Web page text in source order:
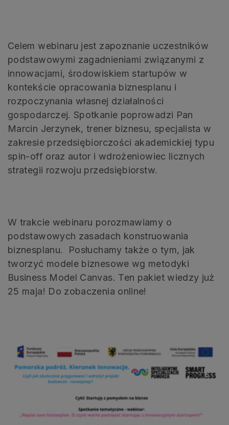
Celem webinaru jest zapoznanie uczestników
podstawowymi zagadnieniami związanymi z
innowacjami, środowiskiem startupów w
kontekście opracowania biznesplanu i
rozpoczynania własnej działalności
gospodarczej. Spotkanie poprowadzi Pan
Marcin Jerzynek, trener biznesu, specjalista w
zakresie przedsiębiorczości akademickiej typu
spin-off oraz autor i wdrożeniowiec licznych
strategii rozwoju przedsiębiorstw.
W trakcie webinaru porozmawiamy o
podstawowych zasadach konstruowania
biznesplanu. Posłuchamy także o tym, jak
tworzyć modele biznesowe wg metodyki
Business Model Canvas. Ten pakiet wiedzy już
25 maja! Do zobaczenia online!